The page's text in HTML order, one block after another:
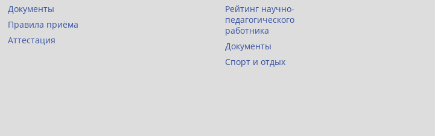
Документы
Правила приёма
Аттестация
Рейтинг научно-
педагогического
работника
Документы
Спорт и отдых